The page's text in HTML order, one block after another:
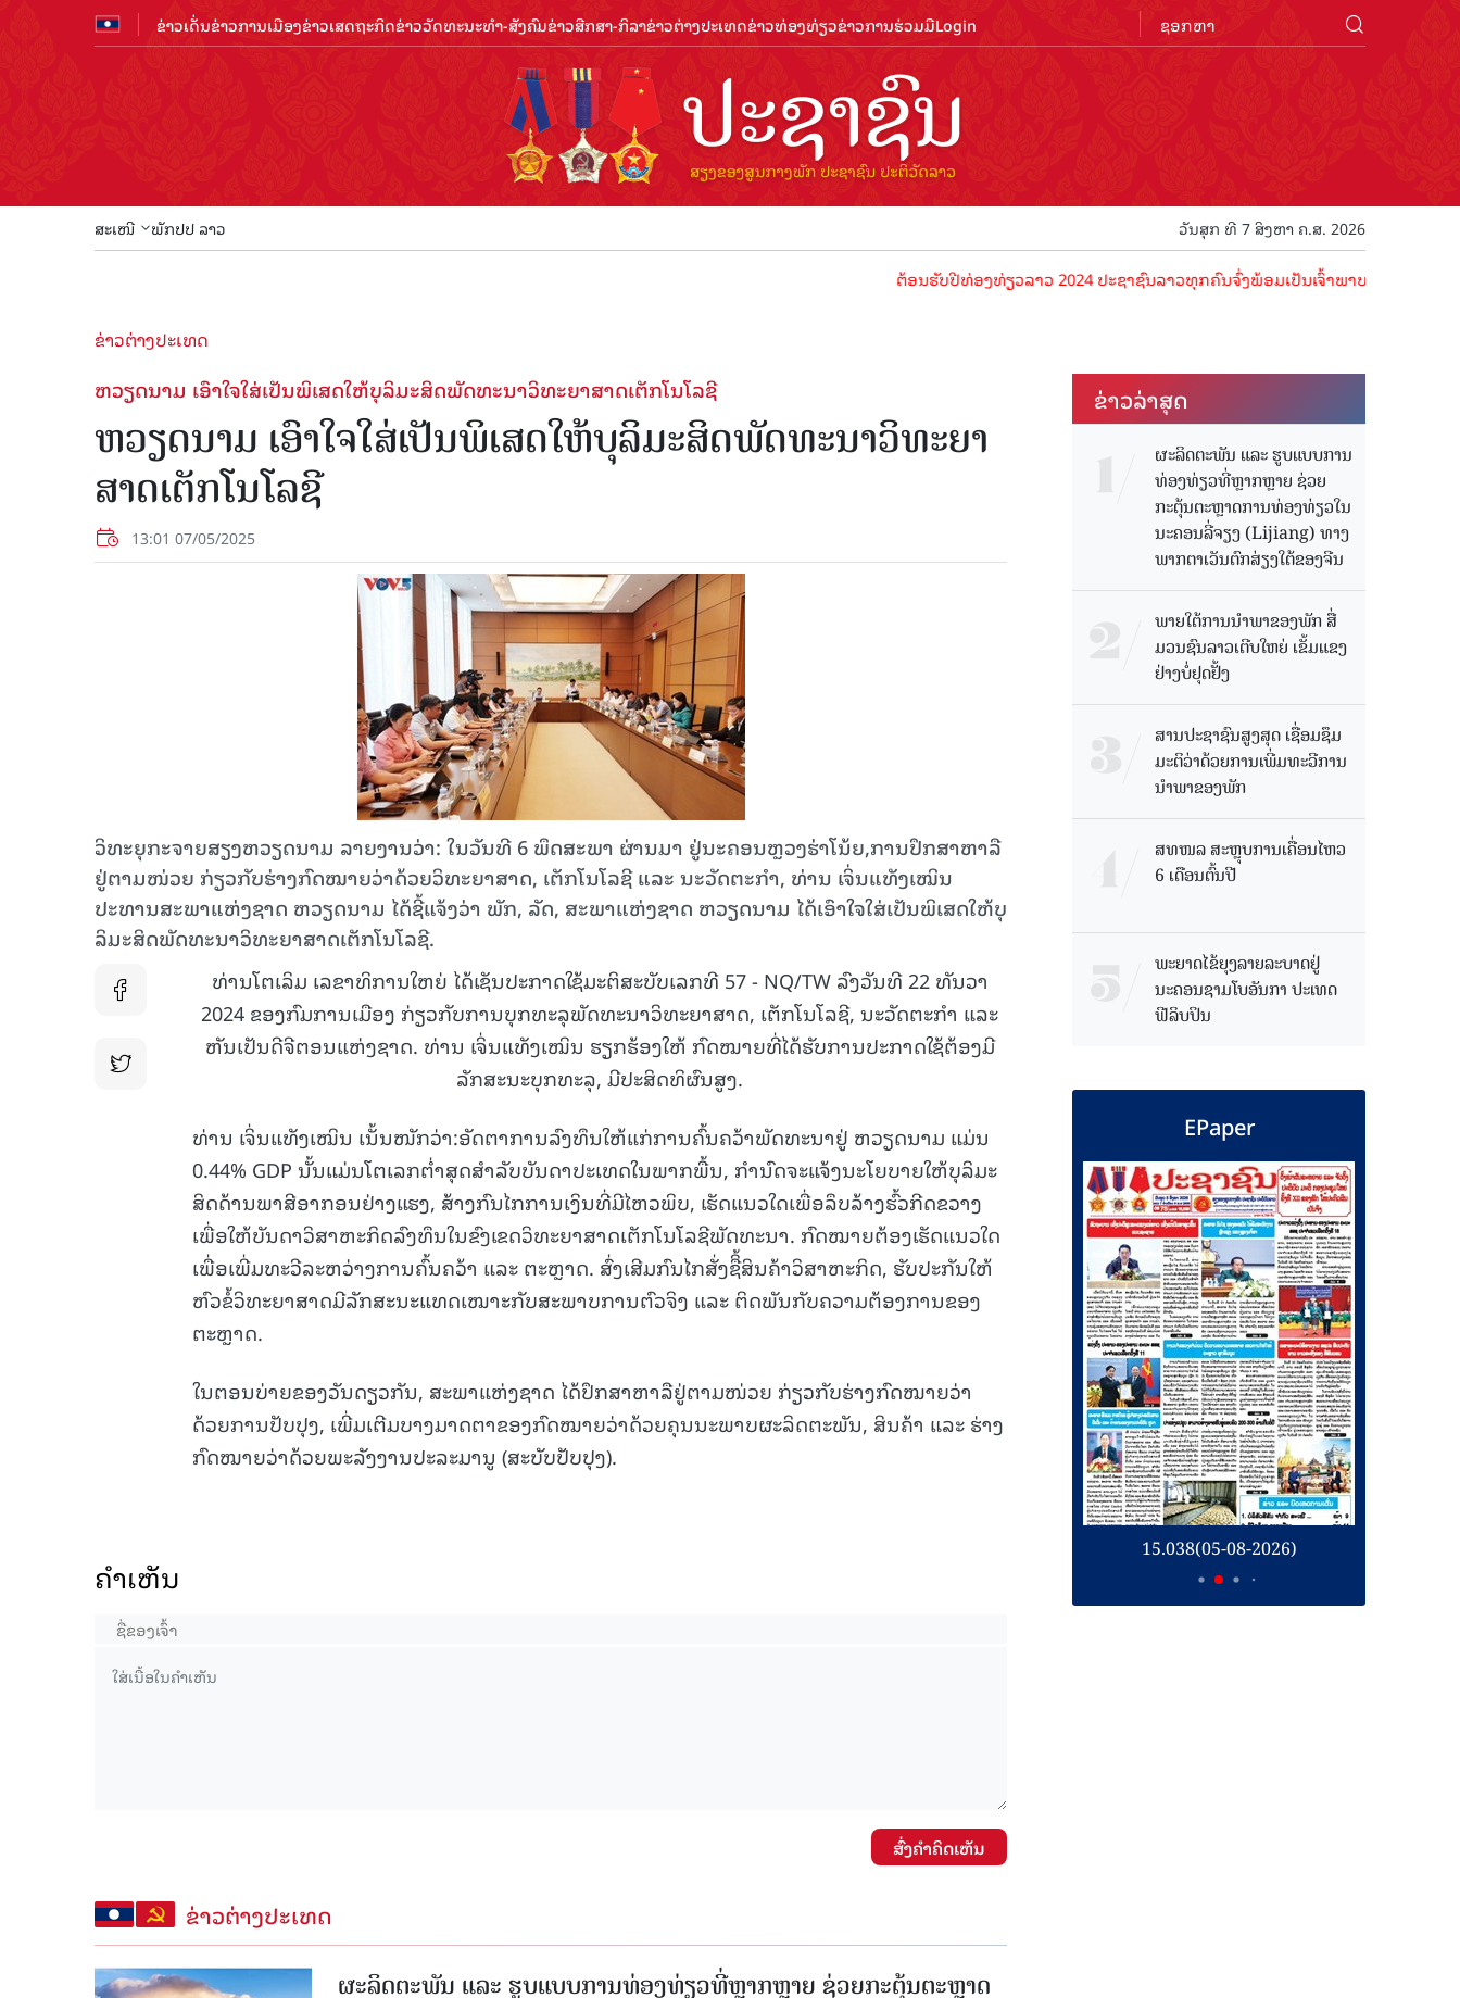
ຂ່າວເດັ່ນຂ່າວການເມືອງຂ່າວເສດຖະກິດຂ່າວວັດທະນະທຳ-ສັງຄົມຂ່າວສືກສາ-ກິລາຂ່າວຕ່າງປະເທດຂ່າວທ່ອງທ່ຽວຂ່າວການຮ່ວມມືLogin
ສະເໜີ ພັກປປ ລາວ ວັນສຸກ ທີ 7 ສິງຫາ ຄ.ສ. 2026
ຕ້ອນຮັບປີທ່ອງທ່ຽວລາວ 2024 ປະຊາຊົນລາວທຸກຄົນຈົ່ງພ້ອມເປັນເຈົ້າພາບທີ່ດີ ຕ້ອນຮັບນັກທ່ອງ
ຂ່າວຕ່າງປະເທດ
ຫວຽດນາມ ເອົາໃຈໃສ່ເປັນພິເສດໃຫ້​ບຸ​ລິ​ມະ​ສິດ​ພັດທະນາ​ວິ​ທະ​ຍາ​ສາດ​ເຕັກ​ໂນ​ໂລ​ຊີ
ຫວຽດນາມ ເອົາໃຈໃສ່ເປັນພິເສດໃຫ້​ບຸ​ລິ​ມະ​ສິດ​ພັດທະນາ​ວິ​ທະ​ຍາ​
ສາດ​ເຕັກ​ໂນ​ໂລ​ຊີ
13:01 07/05/2025
ວິທະຍຸກະຈາຍສຽງຫວຽດນາມ ລາຍງານວ່າ: ໃນວັນທີ 6 ພຶດສະພາ ຜ່ານມາ ຢູ່ນະຄອນຫຼວງຮ່າໂນ້ຍ,ການປຶກສາຫາລື
ຢູ່ຕາມໜ່ວຍ ກ່ຽວກັບຮ່າງກົດໝາຍວ່າດ້ວຍວິທະຍາສາດ, ເຕັກໂນໂລຊີ ແລະ ນະວັດຕະກຳ, ທ່ານ ເຈິ່ນແທັງເໝິນ
ປະທານສະພາແຫ່ງຊາດ ຫວຽດນາມ ໄດ້ຊີ້ແຈ້ງວ່າ ພັກ, ລັດ, ສະພາແຫ່ງຊາດ ຫວຽດນາມ ໄດ້ເອົາໃຈໃສ່ເປັນພິເສດໃຫ້ບຸ
ລິມະສິດພັດທະນາວິທະຍາສາດເຕັກໂນໂລຊີ.
ທ່ານໂຕເລິມ ເລຂາທິການໃຫຍ່ ໄດ້ເຊັນປະກາດໃຊ້ມະຕິສະບັບເລກທີ 57 - NQ/TW ລົງວັນທີ 22 ທັນວາ
2024 ຂອງກົມການເມືອງ ກ່ຽວກັບການບຸກທະລຸພັດທະນາວິທະຍາສາດ, ເຕັກໂນໂລຊີ, ນະວັດຕະກຳ ແລະ
ຫັນເປັນດີຈີຕອນແຫ່ງຊາດ. ທ່ານ ເຈິ່ນແທັງເໝິນ ຮຽກຮ້ອງໃຫ້ ກົດໝາຍທີ່ໄດ້ຮັບການປະກາດໃຊ້ຕ້ອງມີ
ລັກສະນະບຸກທະລຸ, ມີປະສິດທິຜົນສູງ.
ທ່ານ ເຈິ່ນແທັງເໝິນ ເນັ້ນໜັກວ່າ:ອັດຕາການລົງທຶນໃຫ້ແກ່ການຄົ້ນຄວ້າພັດທະນາຢູ່ ຫວຽດນາມ ແມ່ນ
0.44% GDP ນັ້ນແມ່ນໂຕເລກຕ່ຳສຸດສຳລັບບັນດາປະເທດໃນພາກພື້ນ, ກຳນົດຈະແຈ້ງນະໂຍບາຍໃຫ້ບຸລິມະ
ສິດດ້ານພາສີອາກອນຢ່າງແຮງ, ສ້າງກົນໄກການເງິນທີ່ມີໄຫວພິບ, ເຮັດແນວໃດເພື່ອລຶບລ້າງຮົ້ວກີດຂວາງ
ເພື່ອໃຫ້ບັນດາວິສາຫະກິດລົງທຶນໃນຂົງເຂດວິທະຍາສາດເຕັກໂນໂລຊີພັດທະນາ. ກົດໝາຍຕ້ອງເຮັດແນວໃດ
ເພື່ອເພີ່ມທະວີລະຫວ່າງການຄົ້ນຄວ້າ ແລະ ຕະຫຼາດ. ສົ່ງເສີມກົນໄກສັ່ງຊືິ້ສິນຄ້າວິສາຫະກິດ, ຮັບປະກັນໃຫ້
ຫົວຂໍ້ວິທະຍາສາດມີລັກສະນະແທດເໝາະກັບສະພາບການຕົວຈິງ ແລະ ຕິດພັນກັບຄວາມຕ້ອງການຂອງ
ຕະຫຼາດ.
ໃນຕອນບ່າຍຂອງວັນດຽວກັນ, ສະພາແຫ່ງຊາດ ໄດ້ປຶກສາຫາລືຢູ່ຕາມໜ່ວຍ ກ່ຽວກັບຮ່າງກົດໝາຍວ່າ
ດ້ວຍການປັບປຸງ, ເພີ່ມເຕີມບາງມາດຕາຂອງກົດໝາຍວ່າດ້ວຍຄຸນນະພາບຜະລິດຕະພັນ, ສິນຄ້າ ແລະ ຮ່າງ
ກົດໝາຍວ່າດ້ວຍພະລັງງານປະລະມານູ (ສະບັບປັບປຸງ).
ຄໍາເຫັນ
ສົ່ງຄໍາຄິດເຫັນ
ຂ່າວຕ່າງປະເທດ
ຜະລິດຕະພັນ ແລະ ຮູບແບບການທ່ອງທ່ຽວທີ່ຫຼາກຫຼາຍ ຊ່ວຍກະຕຸ້ນຕະຫຼາດ
ຂ່າວ​ລ່າ​ສຸດ
ຜະລິດຕະພັນ ແລະ ຮູບແບບການ
ທ່ອງທ່ຽວທີ່ຫຼາກຫຼາຍ ຊ່ວຍ
ກະຕຸ້ນຕະຫຼາດການທ່ອງທ່ຽວໃນ
ນະຄອນລີ່ຈຽງ (Lijiang) ທາງ
ພາກຕາເວັນຕົກສ່ຽງໃຕ້ຂອງຈີນ
ພາຍໃຕ້ການນໍາພາຂອງພັກ ສື່
ມວນຊົນລາວເຕີບໃຫຍ່ ເຂັ້ມແຂງ
ຢ່າງບໍ່ຢຸດຢັ້ງ
ສານປະຊາຊົນສູງສຸດ ເຊື່ອມຊຶມ
ມະຕິວ່າດ້ວຍການເພີ່ມທະວີການ
ນຳພາຂອງພັກ
ສທໜລ ສະຫຼຸບການເຄື່ອນໄຫວ
6 ເດືອນຕົ້ນປີ
ພະຍາດໄຂ້ຍຸງລາຍລະບາດຢູ່
ນະຄອນຊາມໂບ​ອັນກາ ປະເທດ
ຟີລິບປິນ
EPaper
15.038(05-08-2026)